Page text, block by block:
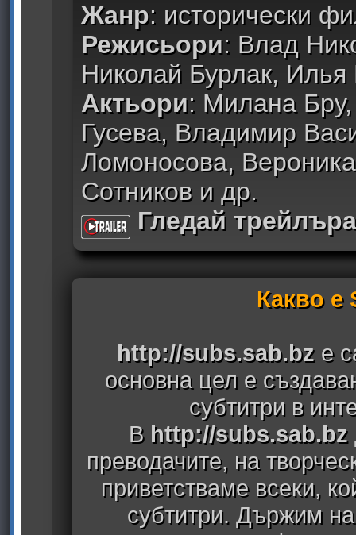
Жанр: исторически
Режисьори: Влад
Николай Бурлак,
Актьори: Милана
Гусева, Владимир
Ломоносова,
Сотников и др.
Гледай трейлъра
Какво е
http://subs.sab.bz е
основна цел е
субтитри в
В http://subs.sab.bz
преводачите, на
приветстваме всеки,
субтитри. Държим